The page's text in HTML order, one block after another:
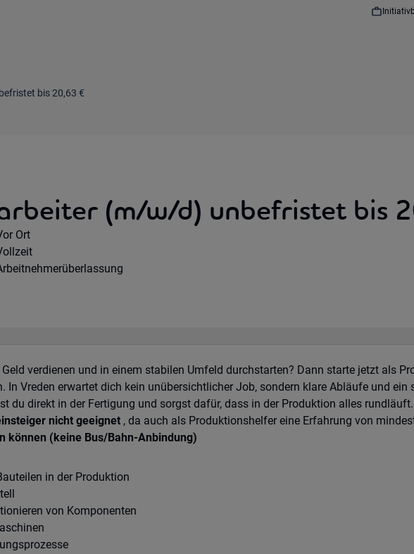
bis 20,63 €
(m/w/d) unbefristet bis
Option:
Ort
verdienen und in einem stabilen Umfeld durchstarten? Dann starte jetzt als
In Vreden erwartet dich kein unübersichtlicher Job, sondern klare Abläufe und ein
du direkt in der Fertigung und sorgst dafür, dass in der Produktion alles rundläuft.
nicht geeignet , da auch als Produktionshelfer eine Erfahrung von
können (keine Bus/Bahn-Anbindung)
in der Produktion
von Komponenten